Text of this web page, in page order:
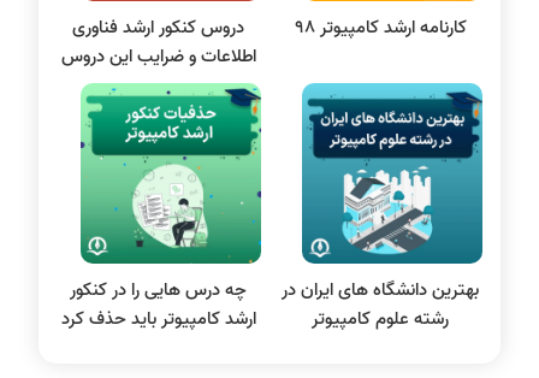
پایگاه داده
سیستم عامل
نظریه زبانها
سیگنال و سیستمها
کارنامه ارشد کامپیوتر 98
دروس کنکور ارشد فناوری
اطلاعات و ضرایب این دروس
بهترین دانشگاه‌ های ایران در
رشته علوم کامپیوتر
چه درس هایی را در کنکور
ارشد کامپیوتر باید حذف کرد